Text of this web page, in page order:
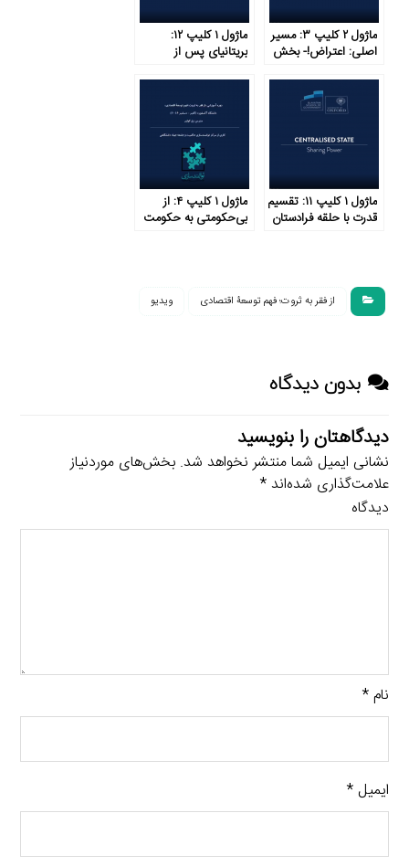
ماژول ۲ کلیپ ۳: مسیر
اصلی: اعتراض!- بخش
ماژول ۱ کلیپ ۱۲:
بریتانیای پس از
ماژول ۱ کلیپ ۱۱: تقسیم
قدرت با حلقه فرادستان
ماژول ۱ کلیپ ۴: از
بی‌حکومتی به حکومت
از فقر به ثروت؛ فهم توسعۀ اقتصادی ویدیو
بدون دیدگاه
دیدگاهتان را بنویسید
نشانی ایمیل شما منتشر نخواهد شد. بخش‌های موردنیاز
علامت‌گذاری شده‌اند*
دیدگاه
نام*
ایمیل*